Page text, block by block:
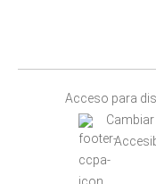
Acceso para